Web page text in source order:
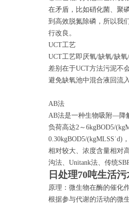
在矛盾，比如硝化菌、聚
到高效脱氮除磷，所以我
行改良。
UCT工艺
UCT工艺即厌氧/缺氧/缺
差别在于UCT方法污泥不
避免缺氧池中混合液回流
AB法
AB法是一种生物吸附—降
负荷高达2～6kgBOD5/
0.30kgBOD5/(kgMLSS˙d)
相对较大、浓度含量相对
沟法、Unitank法、传统
日处理70吨生活
原理：微生物在酶的催化
根据参与代谢的活动的微